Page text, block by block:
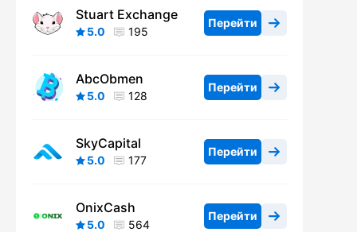
Stuart Exchange
5.0 195
Перейти
AbcObmen
5.0 128
Перейти
SkyCapital
5.0 177
Перейти
OnixCash
5.0 564
Перейти